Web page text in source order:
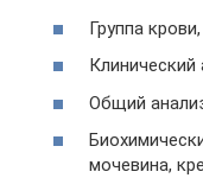
Группа
Клинический
Общий
мочевина,